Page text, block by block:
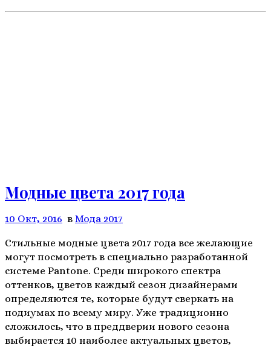
Модные цвета 2017 года
10 Окт, 2016 в Мода 2017
Стильные модные цвета 2017 года все желающие
могут посмотреть в специально разработанной
системе Pantone. Среди широкого спектра
оттенков, цветов каждый сезон дизайнерами
определяются те, которые будут сверкать на
подиумах по всему миру. Уже традиционно
сложилось, что в преддверии нового сезона
выбирается 10 наиболее актуальных цветов,